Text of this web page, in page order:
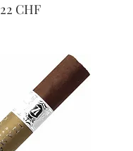
22 CHF